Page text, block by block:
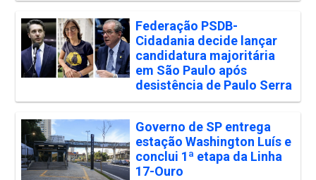
Federação PSDB-
Cidadania decide lançar
candidatura majoritária
em São Paulo após
desistência de Paulo Serra
Governo de SP entrega
estação Washington Luís e
conclui 1ª etapa da Linha
17-Ouro